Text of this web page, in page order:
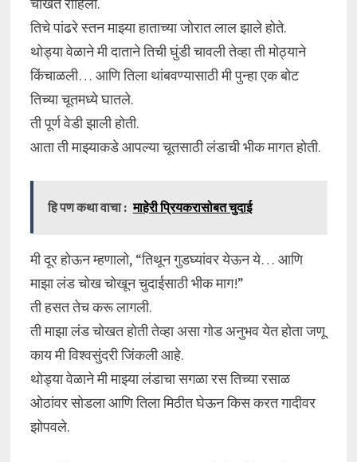
तिचे पांढरे स्तन माझ्या हाताच्या जोरात लाल झाले होते.
थोड्या वेळाने मी दाताने तिची घुंडी चावली तेव्हा ती मोठ्याने
किंचाळली… आणि तिला थांबवण्यासाठी मी पुन्हा एक बोट
तिच्या चूतमध्ये घातले.
ती पूर्ण वेडी झाली होती.
आता ती माझ्याकडे आपल्या चूतसाठी लंडाची भीक मागत होती.
हि पण कथा वाचा : माहेरी प्रियकरासोबत चुदाई
मी दूर होऊन म्हणालो, “तिथून गुडघ्यांवर येऊन ये… आणि
माझा लंड चोख चोखून चुदाईसाठी भीक माग!”
ती हसत तेच करू लागली.
ती माझा लंड चोखत होती तेव्हा असा गोड अनुभव येत होता जणू
काय मी विश्वसुंदरी जिंकली आहे.
थोड्या वेळाने मी माझ्या लंडाचा सगळा रस तिच्या रसाळ
ओठांवर सोडला आणि तिला मिठीत घेऊन किस करत गादीवर
झोपवले.